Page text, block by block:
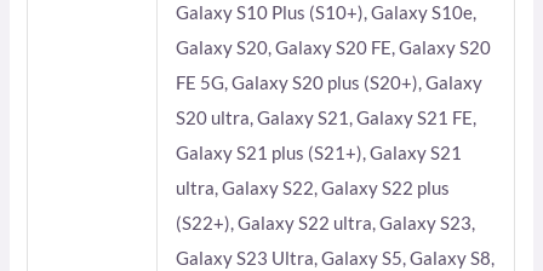
Galaxy S10 Plus (S10+), Galaxy S10e,
Galaxy S20, Galaxy S20 FE, Galaxy S20
FE 5G, Galaxy S20 plus (S20+), Galaxy
S20 ultra, Galaxy S21, Galaxy S21 FE,
Galaxy S21 plus (S21+), Galaxy S21
ultra, Galaxy S22, Galaxy S22 plus
(S22+), Galaxy S22 ultra, Galaxy S23,
Galaxy S23 Ultra, Galaxy S5, Galaxy S8,